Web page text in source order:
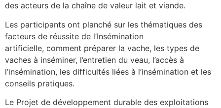
des acteurs de la chaîne de valeur lait et viande.
Les participants ont planché sur les thématiques des
facteurs de réussite de l’Insémination
artificielle, comment préparer la vache, les types de
vaches à inséminer, l’entretien du veau, l’accès à
l’insémination, les difficultés liées à l’insémination et les
conseils pratiques.
Le Projet de développement durable des exploitations